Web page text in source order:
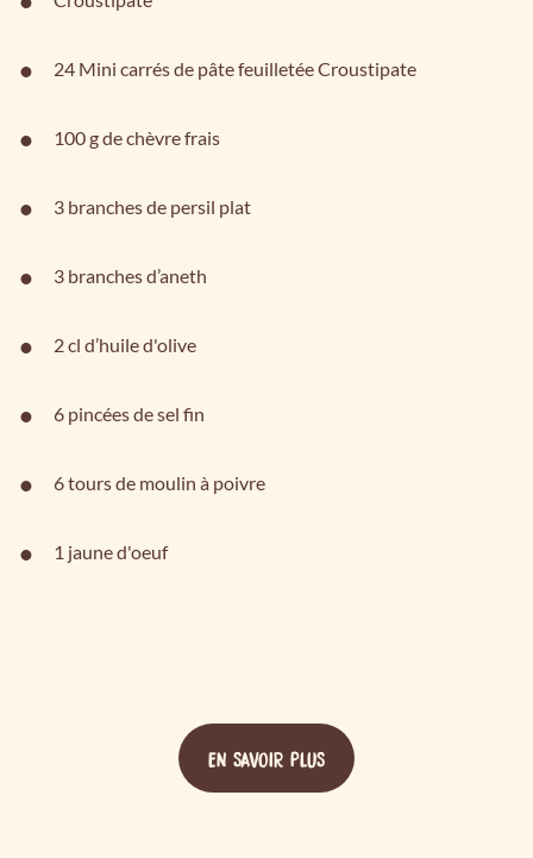
EN SAVOIR PLUS
24 Mini carrés de pâte feuilletée Croustipate
100 g de chèvre frais
3 branches de persil plat
3 branches d’aneth
2 cl d’huile d'olive
6 pincées de sel fin
6 tours de moulin à poivre
1 jaune d'oeuf